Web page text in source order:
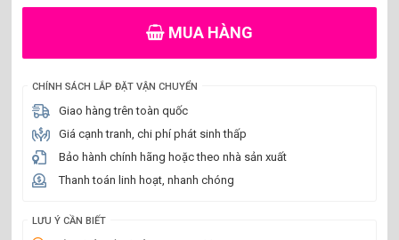
MUA HÀNG
CHÍNH SÁCH LẮP ĐẶT VẬN CHUYỂN
Giao hàng trên toàn quốc
Giá cạnh tranh, chi phí phát sinh thấp
Bảo hành chính hãng hoặc theo nhà sản xuất
Thanh toán linh hoạt, nhanh chóng
LƯU Ý CẦN BIẾT